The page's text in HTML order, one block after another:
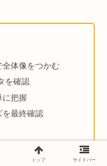
体像をつかむ
を確認
把握
最終確認
、当日パドックで落ち着
トップ サイドバー